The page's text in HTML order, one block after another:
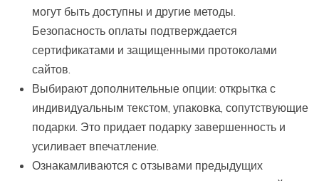
могут быть доступны и другие методы.
Безопасность оплаты подтверждается
сертификатами и защищенными протоколами
сайтов.
Выбирают дополнительные опции: открытка с
индивидуальным текстом, упаковка, сопутствующие
подарки. Это придает подарку завершенность и
усиливает впечатление.
Ознакамливаются с отзывами предыдущих